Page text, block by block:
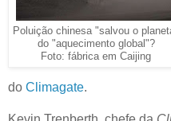
Poluição chinesa "salvou o
do "aquecimento global"?
Foto: fábrica em Caijing
do Climagate.